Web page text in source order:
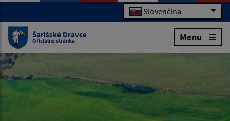
Slovenčina
Šarišské Dravce
Oficiálna stránka Menu